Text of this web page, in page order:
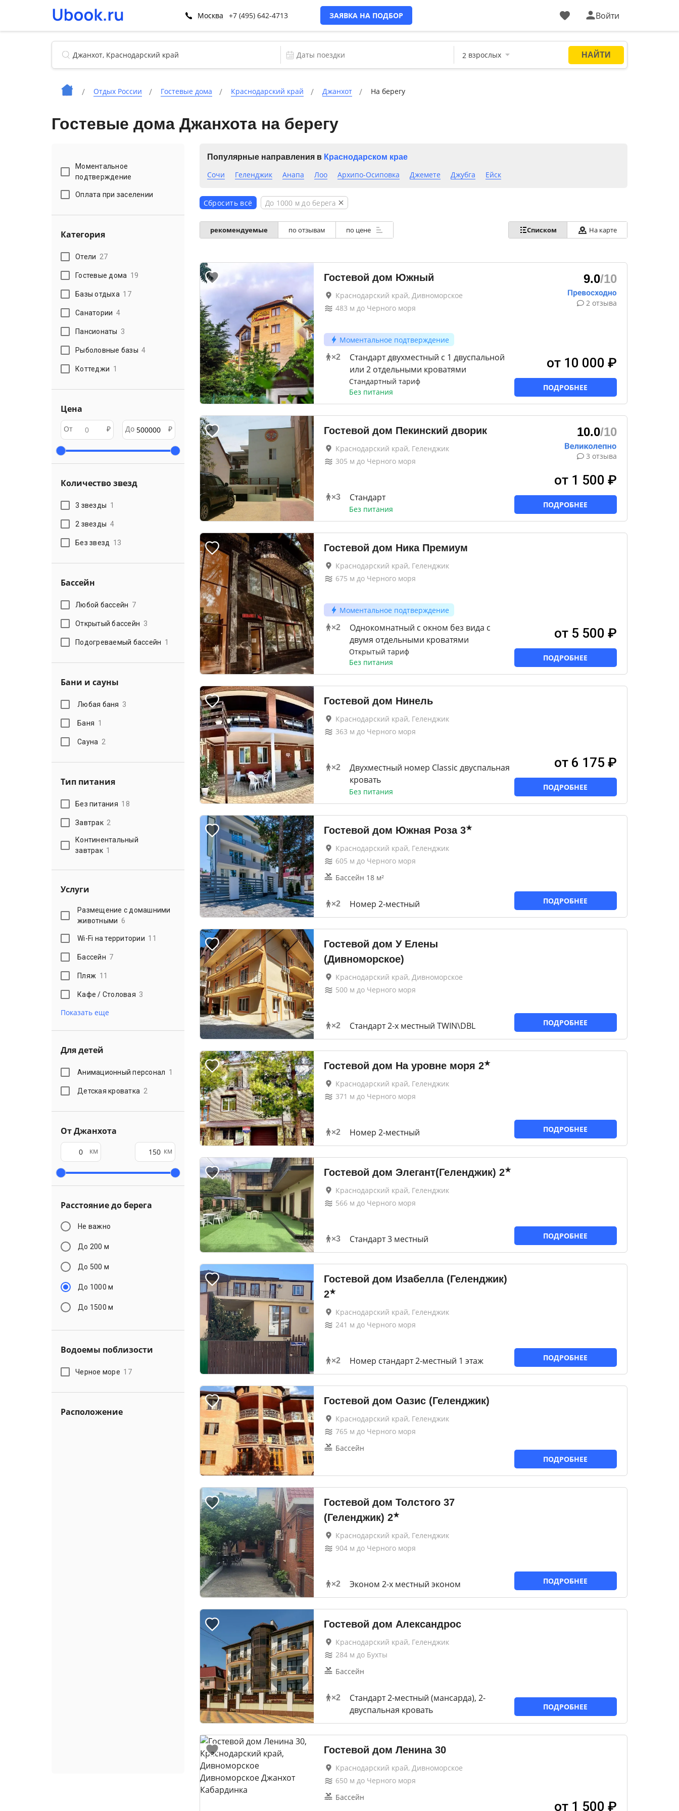
Москва +7 (495) 642-4713 ЗАЯВКА НА ПОДБОР Войти
Отдых России Гостевые дома Краснодарский край Джанхот На берегу
Гостевые дома Джанхота на берегу
Моментальное
подтверждение
Оплата при заселении
Категория
Отели 27
Гостевые дома 19
Базы отдыха 17
Санатории 4
Пансионаты 3
Рыболовные базы 4
Коттеджи 1
Цена
От ₽ До ₽
Количество звезд
3 звезды 1
2 звезды 4
Без звезд 13
Бассейн
Любой бассейн 7
Открытый бассейн 3
Подогреваемый бассейн 1
Бани и сауны
Любая баня 3
Баня 1
Сауна 2
Тип питания
Без питания 18
Завтрак 2
Континентальный
завтрак 1
Услуги
Размещение с домашними
животными 6
Wi-Fi на территории 11
Бассейн 7
Пляж 11
Кафе / Столовая 3
Показать еще
Для детей
Анимационный персонал 1
Детская кроватка 2
От Джанхота
км км
Расстояние до берега
Не важно
До 200 м
До 500 м
До 1000 м
До 1500 м
Водоемы поблизости
Черное море 17
Расположение
Популярные направления в Краснодарском крае
Сочи Геленджик Анапа Лоо Архипо-Осиповка Джемете Джубга Ейск
Сбросить всё До 1000 м до берега
рекомендуемые по отзывам по цене Списком На карте
Гостевой дом Южный
Краснодарский край, Дивноморское
483 м до Черного моря
Моментальное подтверждение
×2
Стандарт двухместный с 1 двуспальной
или 2 отдельными кроватями
Стандартный тариф
Без питания
9.0/10
2 отзыва
от 10 000 ₽
ПОДРОБНЕЕ
Гостевой дом Пекинский дворик
Краснодарский край, Геленджик
305 м до Черного моря
×3 Стандарт
Без питания
10.0/10
3 отзыва
от 1 500 ₽
ПОДРОБНЕЕ
Гостевой дом Ника Премиум
Краснодарский край, Геленджик
675 м до Черного моря
Моментальное подтверждение
×2
Однокомнатный с окном без вида с
двумя отдельными кроватями
Открытый тариф
Без питания
от 5 500 ₽
ПОДРОБНЕЕ
Гостевой дом Нинель
Краснодарский край, Геленджик
363 м до Черного моря
×2
Двухместный номер Classic двуспальная
кровать
Без питания
от 6 175 ₽
ПОДРОБНЕЕ
Гостевой дом Южная Роза 3★
Краснодарский край, Геленджик
605 м до Черного моря
Бассейн 18 м²
×2 Номер 2-местный ПОДРОБНЕЕ
Гостевой дом У Елены
(Дивноморское)
Краснодарский край, Дивноморское
500м до Черного моря
×2 Стандарт 2-х местный TWIN\DBL ПОДРОБНЕЕ
Гостевой дом На уровне моря 2★
Краснодарский край, Геленджик
371 м до Черного моря
×2 Номер 2-местный ПОДРОБНЕЕ
Гостевой дом Элегант(Геленджик) 2★
Краснодарский край, Геленджик
566м до Черного моря
×3 Стандарт 3 местный ПОДРОБНЕЕ
Гостевой дом Изабелла (Геленджик)
2★
Краснодарский край, Геленджик
241 м до Черного моря
×2 Номер стандарт 2-местный 1 этаж ПОДРОБНЕЕ
Гостевой дом Оазис (Геленджик)
Краснодарский край, Геленджик
765 м до Черного моря
Бассейн
ПОДРОБНЕЕ
Гостевой дом Толстого 37
(Геленджик) 2★
Краснодарский край, Геленджик
904м до Черного моря
×2 Эконом 2-х местный эконом ПОДРОБНЕЕ
Гостевой дом Александрос
Краснодарский край, Геленджик
284м до Бухты
Бассейн
×2
Стандарт 2-местный (мансарда), 2-
двуспальная кровать
ПОДРОБНЕЕ
Гостевой дом Ленина 30
Краснодарский край, Дивноморское
650м до Черного моря
Бассейн
от 1 500 ₽